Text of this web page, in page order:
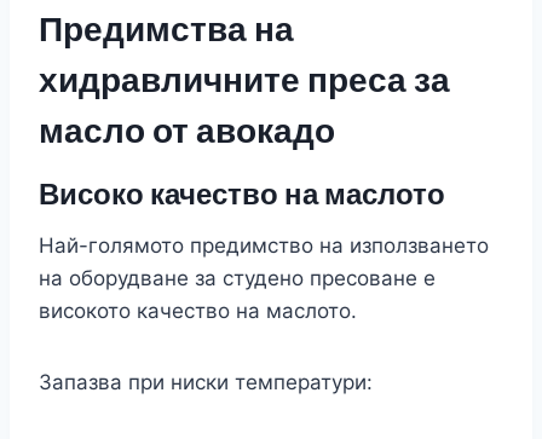
Предимства на
хидравличните преса за
масло от авокадо
Високо качество на маслото
Най-голямото предимство на използването
на оборудване за студено пресоване е
високото качество на маслото.
Запазва при ниски температури: